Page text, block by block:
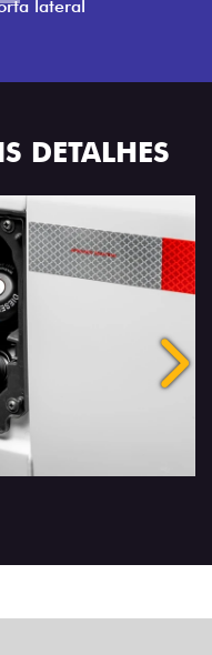
DETALHES